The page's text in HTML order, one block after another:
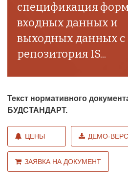
спецификация
входных данных и
выходных данных с
репозитория IS...
Текст нормативного
БУДСТАНДАРТ.
ЦЕНЫ ДЕМО-
ЗАЯВКА НА ДОКУМЕНТ